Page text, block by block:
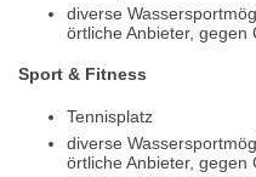
diverse
örtliche Anbieter, gegen
Sport & Fitness
Tennisplatz
diverse
örtliche Anbieter, gegen